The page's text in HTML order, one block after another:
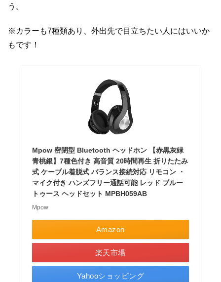
う。
※カラーも7種類あり、外出先で目立ちたい人にはいいか
もです！
Mpow 密閉型 Bluetooth ヘッドホン 【赤黒灰緑
青桃銀】7種色付き 高音質 20時間再生 折りたたみ
式 ケーブル着脱式 バランス接続対応 リモコン ・
マイク付き ハンズフリー通話可能 レッド ブルー
トゥース ヘッドセット MPBH059AB
Mpow
Amazon
楽天市場
Yahooショッピング